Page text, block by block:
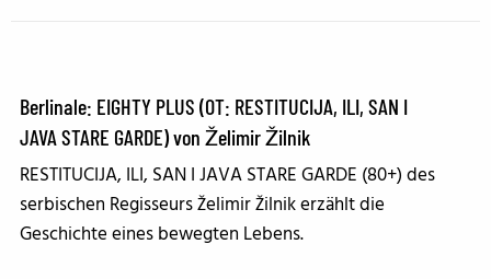
Berlinale: EIGHTY PLUS (OT: RESTITUCIJA, ILI, SAN I
JAVA STARE GARDE) von Želimir Žilnik
RESTITUCIJA, ILI, SAN I JAVA STARE GARDE (80+) des
serbischen Regisseurs Želimir Žilnik erzählt die
Geschichte eines bewegten Lebens.